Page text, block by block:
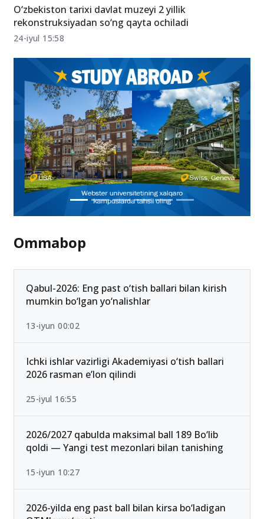
24-iyul 18:13
24-iyul 15:58
Ommabop
Qabul-2026: Eng past o‘tish ballari bilan kirish
mumkin bo‘lgan yo‘nalishlar
13-iyun 00:02
Ichki ishlar vazirligi Akademiyasi o‘tish ballari
2026 rasman e’lon qilindi
25-iyul 16:55
2026/2027 qabulda maksimal ball 189 Bo‘lib
qoldi — Yangi test mezonlari bilan tanishing
15-iyun 10:27